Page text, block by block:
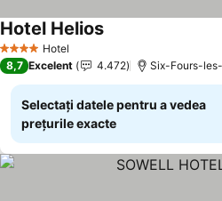
4 Stele Hotel
Hotel HeliosVedeți prețurile
8,7 Excelent 4.472 Six-Fours-
Selectați datele pentru a vedea
prețurile exacte